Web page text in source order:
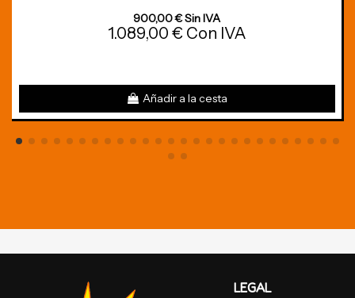
900,00 € Sin IVA
1.089,00 € Con IVA
Añadir a la cesta
LEGAL